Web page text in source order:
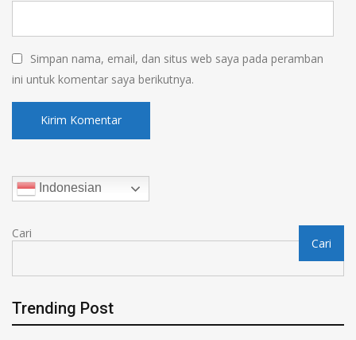
Simpan nama, email, dan situs web saya pada peramban
ini untuk komentar saya berikutnya.
Indonesian
Cari
Cari
Trending Post